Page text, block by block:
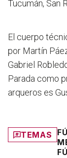
Tucumán, San
El cuerpo
por Martín
Gabriel
Parada como
arqueros es
TEMAS